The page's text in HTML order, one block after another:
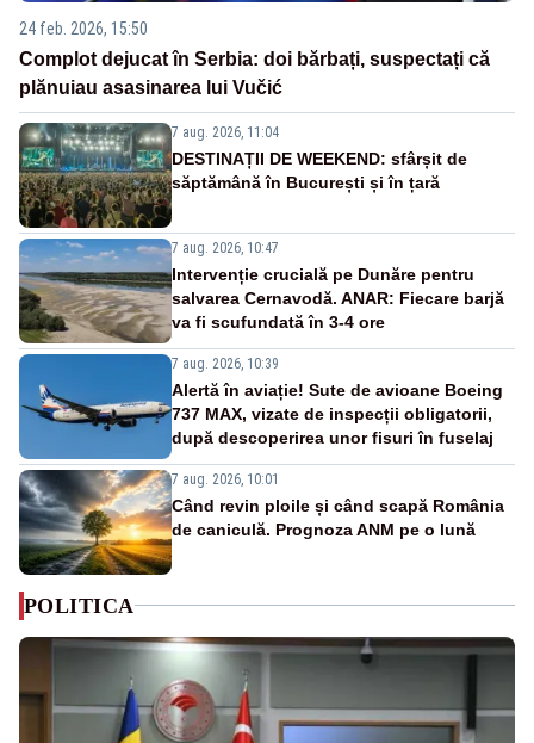
24 feb. 2026, 15:50
Complot dejucat în Serbia: doi bărbați, suspectați că
plănuiau asasinarea lui Vučić
7 aug. 2026, 11:04
DESTINAȚII DE WEEKEND: sfârșit de
săptămână în București și în țară
7 aug. 2026, 10:47
Intervenție crucială pe Dunăre pentru
salvarea Cernavodă. ANAR: Fiecare barjă
va fi scufundată în 3-4 ore
7 aug. 2026, 10:39
Alertă în aviație! Sute de avioane Boeing
737 MAX, vizate de inspecții obligatorii,
după descoperirea unor fisuri în fuselaj
7 aug. 2026, 10:01
Când revin ploile și când scapă România
de caniculă. Prognoza ANM pe o lună
POLITICA